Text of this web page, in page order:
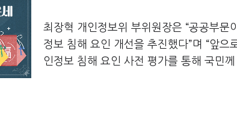
최장혁 개인정보위 부위원장은 “공공부
정보 침해 요인 개선을 추진했다”며 “앞
인정보 침해 요인 사전 평가를 통해 국민